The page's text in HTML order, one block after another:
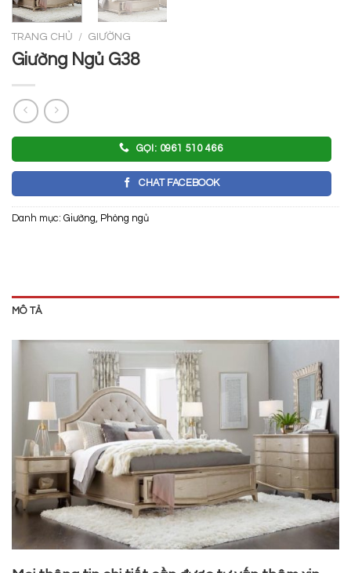
TRANG CHỦ / GIƯỜNG
Giường Ngủ G38
GỌI: 0961 510 466
CHAT FACEBOOK
Danh mục: Giường, Phòng ngủ
MÔ TẢ